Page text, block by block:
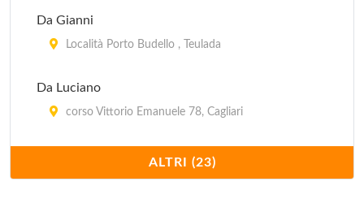
Da Gianni
Località Porto Budello , Teulada
Da Luciano
corso Vittorio Emanuele 78, Cagliari
via Lepanto 6, Cagliari
ALTRI (23)